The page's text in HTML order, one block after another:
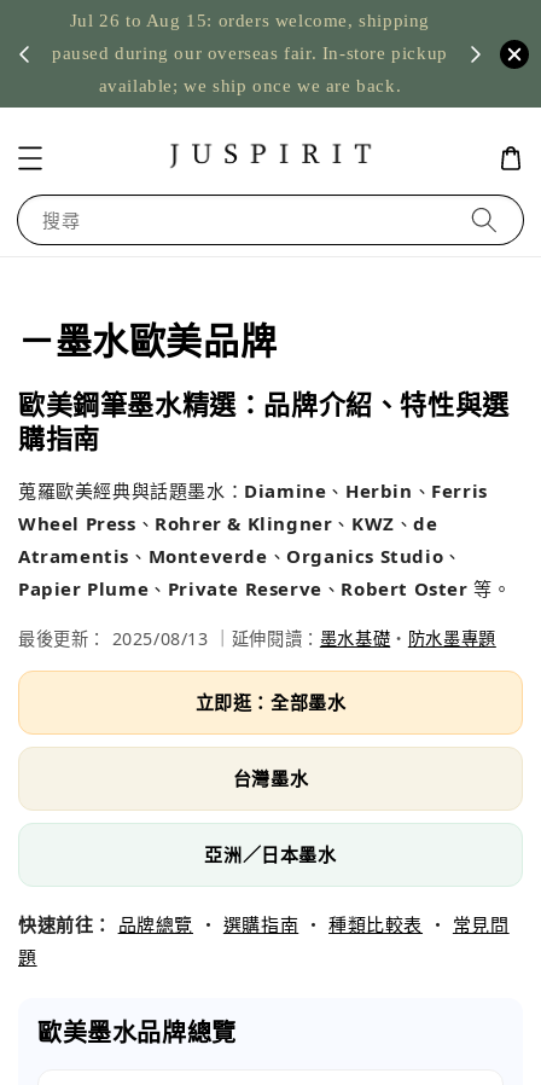
Jul 26 to Aug 15: orders welcome, shipping
paused during our overseas fair. In-store pickup
available; we ship once we are back.
US
搜尋
－墨水歐美品牌
歐美鋼筆墨水精選：品牌介紹、特性與選
購指南
蒐羅歐美經典與話題墨水： Diamine 、 Herbin 、 Ferris
Wheel Press 、 Rohrer & Klingner 、 KWZ 、de
Atramentis 、 Monteverde 、 Organics Studio 、
Papier Plume 、 Private Reserve 、 Robert Oster 等。
最後更新： 2025/08/13 ｜延伸閱讀： 墨水基礎 ・ 防水墨專題
立即逛：全部墨水
台灣墨水
亞洲／日本墨水
快速前往： 品牌總覽 ・ 選購指南 ・種類比較表 ・ 常見問
題
歐美墨水品牌總覽